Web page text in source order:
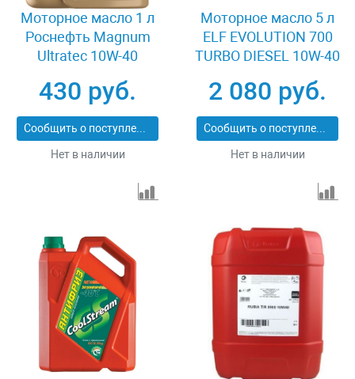
Моторное масло 1 л
Роснефть Magnum
Ultratec 10W-40
430 руб.
Сообщить о поступлении
Нет в наличии
Моторное масло 5 л
ELF EVOLUTION 700
TURBO DIESEL 10W-40
2 080 руб.
Сообщить о поступлении
Нет в наличии